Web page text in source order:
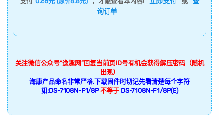
(原价8.8元)
询订单
关注微信公众号“逸趣网”回复当前页ID号有机会获得解压密码（随机
出现）
海康产品命名非常严格,下载固件时切记先看清楚每个字符
如:DS-7108N-F1/8P 不等于 DS-7108N-F1/8P(E)